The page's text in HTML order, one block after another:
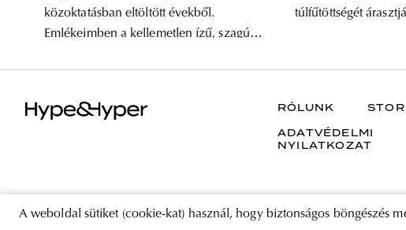
közoktatásban eltöltött évekből.
Emlékeimben a kellemetlen ízű, szagú
étkészletek, és a tanítónők „Ne játssz az
reformjavaslatot menzáknak,
túlfűtöttségét
Párizsban született,
divattervezést
A weboldal sütiket (cookie-kat) használ, hogy biztonságos böngészés
RÓLUNK
ADATVÉDELMI
NYILATKOZAT